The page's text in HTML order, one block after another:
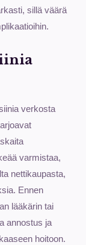
sillä väärä
verkosta
varmistaa,
nettikaupasta,
Ennen
lääkärin tai
annostus ja
hoitoon.